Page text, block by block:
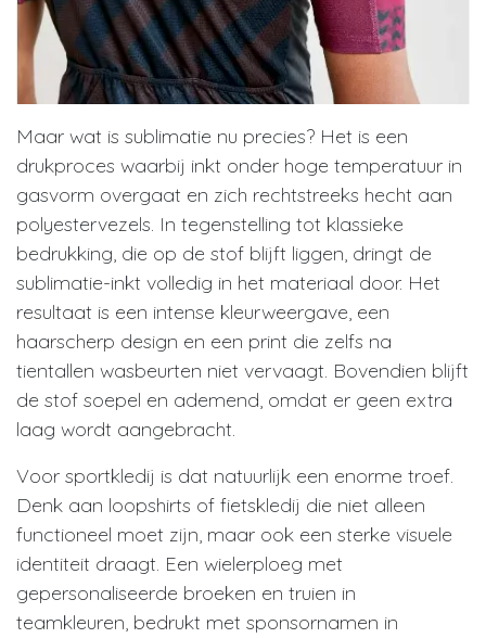
Maar wat is sublimatie nu precies? Het is een
drukproces waarbij inkt onder hoge temperatuur in
gasvorm overgaat en zich rechtstreeks hecht aan
polyestervezels. In tegenstelling tot klassieke
bedrukking, die op de stof blijft liggen, dringt de
sublimatie-inkt volledig in het materiaal door. Het
resultaat is een intense kleurweergave, een
haarscherp design en een print die zelfs na
tientallen wasbeurten niet vervaagt. Bovendien blijft
de stof soepel en ademend, omdat er geen extra
laag wordt aangebracht.
Voor sportkledij is dat natuurlijk een enorme troef.
Denk aan loopshirts of fietskledij die niet alleen
functioneel moet zijn, maar ook een sterke visuele
identiteit draagt. Een wielerploeg met
gepersonaliseerde broeken en truien in
teamkleuren, bedrukt met sponsornamen in